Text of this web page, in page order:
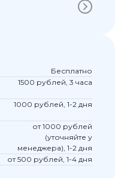
Бесплатно
1500 рублей, 3 часа
1000 рублей, 1-2 дня
от 1000 рублей
(уточняйте у
менеджера), 1-2 дня
от 500 рублей, 1-4 дня